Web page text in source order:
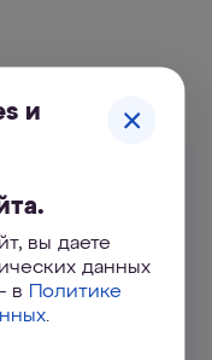
и
вы даете
данных
в Политике
.